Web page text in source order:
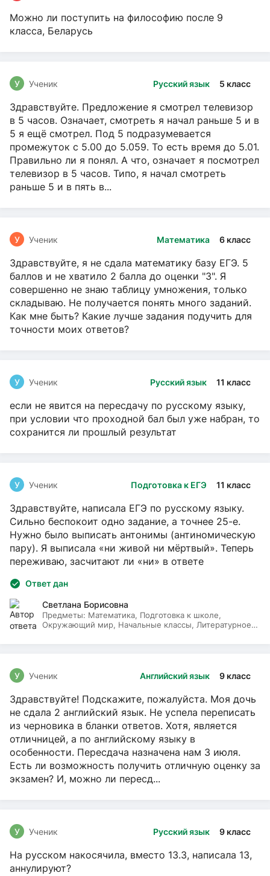
Можно ли поступить на философию после 9
класса, Беларусь
Русский язык 5 класс
У Ученик
Здравствуйте. Предложение я смотрел телевизор
в 5 часов. Означает, смотреть я начал раньше 5 и в
5 я ещё смотрел. Под 5 подразумевается
промежуток с 5.00 до 5.059. То есть время до 5.01.
Правильно ли я понял. А что, означает я посмотрел
телевизор в 5 часов. Типо, я начал смотреть
раньше 5 и в пять в...
Математика 6 класс
У Ученик
Здравствуйте, я не сдала математику базу ЕГЭ. 5
баллов и не хватило 2 балла до оценки "3". Я
совершенно не знаю таблицу умножения, только
складываю. Не получается понять много заданий.
Как мне быть? Какие лучше задания подучить для
точности моих ответов?
Русский язык 11 класс
У Ученик
если не явится на пересдачу по русскому языку,
при условии что проходной бал был уже набран, то
сохранится ли прошлый результат
Подготовка к ЕГЭ 11 класс
У Ученик
Здравствуйте, написала ЕГЭ по русскому языку.
Сильно беспокоит одно задание, а точнее 25-е.
Нужно было выписать антонимы (антиномическую
пару). Я выписала «ни живой ни мёртвый». Теперь
переживаю, засчитают ли «ни» в ответе
Ответ дан
Светлана Борисовна
Предметы: Математика, Подготовка к школе,
Окружающий мир, Начальные классы, Литературное
Английский язык 9 класс
У Ученик
Здравствуйте! Подскажите, пожалуйста. Моя дочь
не сдала 2 английский язык. Не успела переписать
из черновика в бланки ответов. Хотя, является
отличницей, а по английскому языку в
особенности. Пересдача назначена нам 3 июля.
Есть ли возможность получить отличную оценку за
экзамен? И, можно ли пересд...
Русский язык 9 класс
У Ученик
На русском накосячила, вместо 13.3, написала 13,
аннулируют?